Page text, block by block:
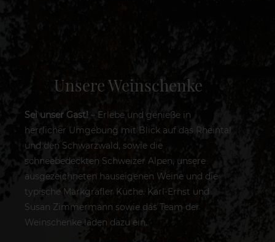
Unsere Weinschenke
Sei unser Gast! – Erlebe und genieße in
herrlicher Umgebung mit Blick auf das Rheintal
und den Schwarzwald, sowie die
schneebedeckten Schweizer Alpen, unsere
ausgezeichneten hauseigenen Weine und die
typische Markgräfler Küche. Karl-Ernst und
Susan Zimmermann sowie das Team der
Weinschenke laden dazu ein.